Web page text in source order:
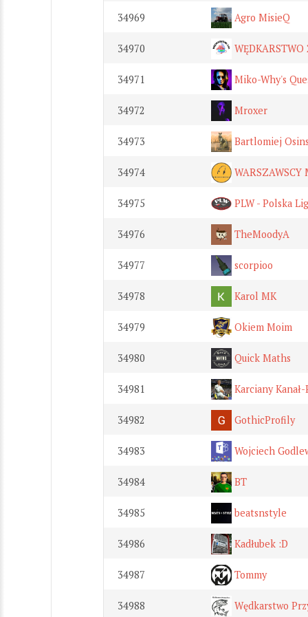
34969 Agro MisieQ
34970 WĘDKARSTWO
34971 Miko-Why's
34972 Mroxer
34973 Bartlomiej
34974 WARSZAWSCY
34975 PLW - Polska
34976 TheMoodyA
34977 scorpioo
34978 Karol MK
34979 Okiem Moim
34980 Quick Maths
34981 Karciany Kanał-
34982 GothicProfily
34983 Wojciech
34984 BT
34985 beatsnstyle
34986 Kadłubek :D
34987 Tommy
34988 Wędkarstwo